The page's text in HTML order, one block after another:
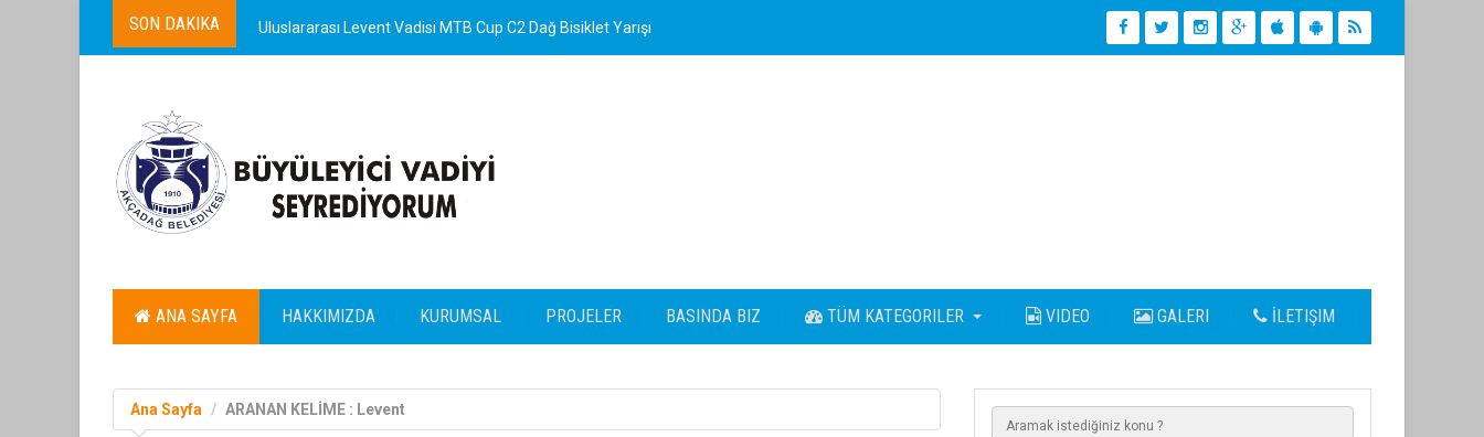
SON DAKIKA Uluslararası Levent Vadisi MTB Cup C2 Dağ Bisiklet Yarışı
ANA SAYFA HAKKIMIZDA KURUMSAL PROJELER BASINDA BIZ TÜM KATEGORILER VIDEO GALERI İLETIŞIM
Ana Sayfa ARANAN KELİME : Levent